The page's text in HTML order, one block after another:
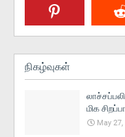
நிகழ்வுகள்
மிக
May 27,